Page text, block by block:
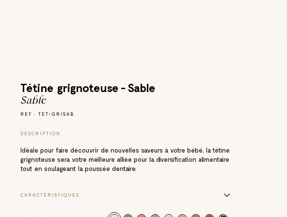
Tétine grignoteuse - Sable
Sable
REF : TET-GRISAB
DESCRIPTION
Idéale pour faire découvrir de nouvelles saveurs à votre bébé, la tétine
grignoteuse sera votre meilleure alliée pour la diversification alimentaire
tout en soulageant la poussée dentaire.
CARACTÉRISTIQUES
Adapté pour les enfants de 4 à 24 mois